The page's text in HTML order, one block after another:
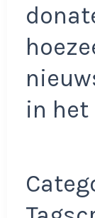
in het